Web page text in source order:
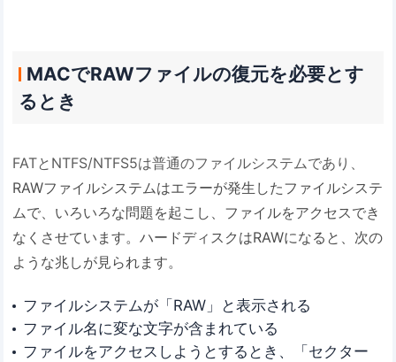
MACでRAWファイルの復元を必要とす
るとき
FATとNTFS/NTFS5は普通のファイルシステムであり、
RAWファイルシステムはエラーが発生したファイルシステ
ムで、いろいろな問題を起こし、ファイルをアクセスでき
なくさせています。ハードディスクはRAWになると、次の
ような兆しが見られます。
ファイルシステムが「RAW」と表示される
ファイル名に変な文字が含まれている
ファイルをアクセスしようとするとき、「セクター